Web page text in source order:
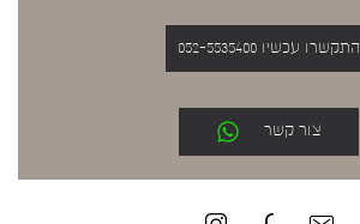
התקשרו עכשיו 052-5535400
צור קשר